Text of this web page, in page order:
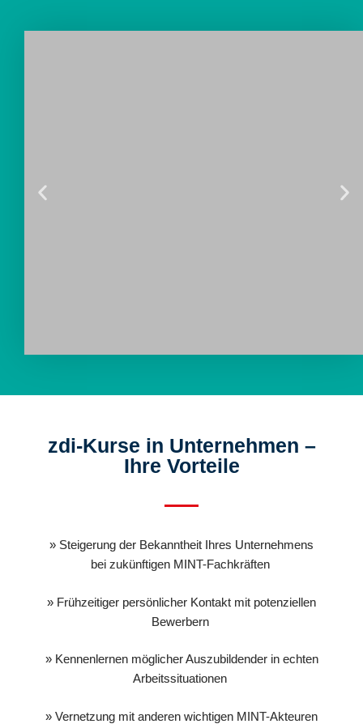
zdi-Kurse in Unternehmen –
Ihre Vorteile
» Steigerung der Bekanntheit Ihres Unternehmens
bei zukünftigen MINT-Fachkräften
» Frühzeitiger persönlicher Kontakt mit potenziellen
Bewerbern
» Kennenlernen möglicher Auszubildender in echten
Arbeitssituationen
» Vernetzung mit anderen wichtigen MINT-Akteuren